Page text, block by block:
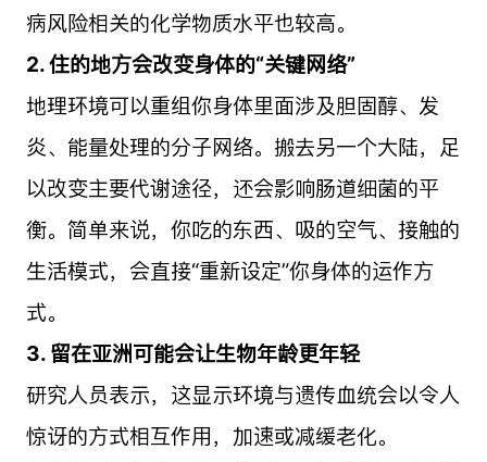
病风险相关的化学物质水平也较高。
2. 住的地方会改变身体的“关键网络”
地理环境可以重组你身体里面涉及胆固醇、发
炎、能量处理的分子网络。搬去另一个大陆，足
以改变主要代谢途径，还会影响肠道细菌的平
衡。简单来说，你吃的东西、吸的空气、接触的
生活模式，会直接“重新设定”你身体的运作方
式。
3. 留在亚洲可能会让生物年龄更年轻
研究人员表示，这显示环境与遗传血统会以令人
惊讶的方式相互作用，加速或减缓老化。